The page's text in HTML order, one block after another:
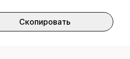
Скопировать